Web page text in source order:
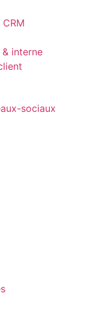
interne